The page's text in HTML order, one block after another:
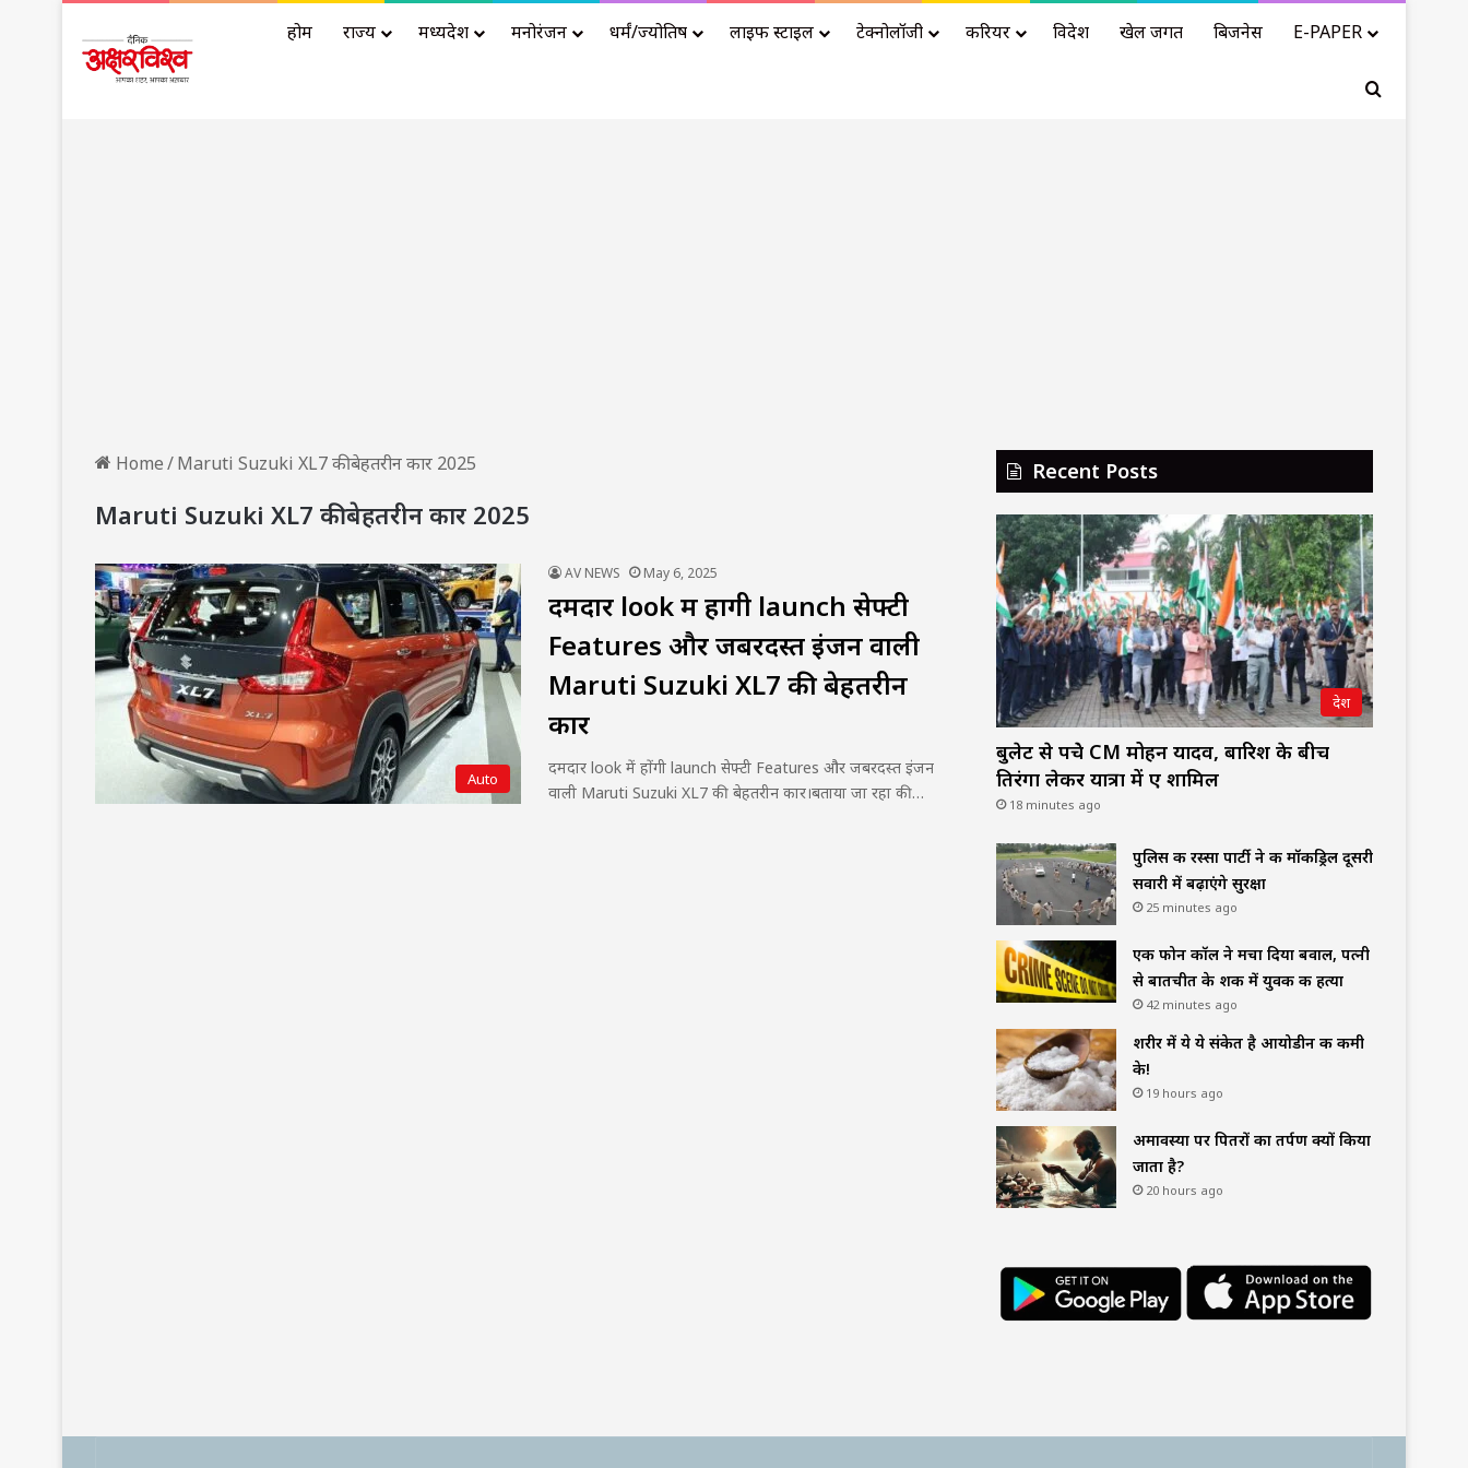
होम राज्य मध्यप्रदेश मनोरंजन धर्मं/ज्योतिष लाइफ स्टाइल टेक्नोलॉजी करियर विदेश खेल जगत बिजनेस E-PAPER
Search for
Home/Maruti Suzuki XL7 की बेहतरीन कार 2025
Maruti Suzuki XL7 की बेहतरीन कार 2025
Auto
AV NEWS May 6, 2025
दमदार look में होंगी launch सेफ्टी
Features और जबरदस्त इंजन वाली
Maruti Suzuki XL7 की बेहतरीन
कार
दमदार look में होंगी launch सेफ्टी Features और जबरदस्त इंजन
वाली Maruti Suzuki XL7 की बेहतरीन कार।बताया जा रहा की…
Recent Posts
देश
बुलेट से पहुंचे CM मोहन यादव, बारिश के बीच
तिरंगा लेकर यात्रा में हुए शामिल
18 minutes ago
पुलिस की रस्सा पार्टी ने की मॉकड्रिल दूसरी
सवारी में बढ़ाएंगे सुरक्षा
25 minutes ago
एक फोन कॉल ने मचा दिया बवाल, पत्नी
से बातचीत के शक में युवक की हत्या
42 minutes ago
शरीर में ये ये संकेत है आयोडीन की कमी
के!
19 hours ago
अमावस्या पर पितरों का तर्पण क्यों किया
जाता है?
20 hours ago